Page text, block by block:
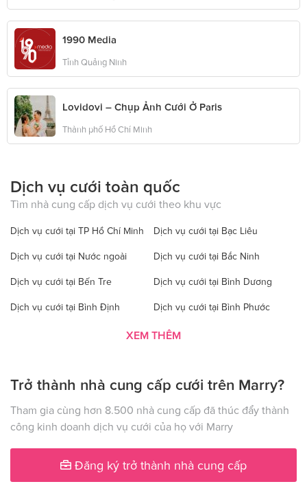
1990 Media
Tỉnh Quảng Ninh
Lovidovi – Chụp Ảnh Cưới Ở Paris
Thành phố Hồ Chí Minh
Dịch vụ cưới toàn quốc
Tìm nhà cung cấp dịch vụ cưới theo khu vực
Dịch vụ cưới tại TP Hồ Chí Minh Dịch vụ cưới tại Bạc Liêu
Dịch vụ cưới tại Nước ngoài Dịch vụ cưới tại Bắc Ninh
Dịch vụ cưới tại Bến Tre Dịch vụ cưới tại Bình Dương
Dịch vụ cưới tại Bình Định Dịch vụ cưới tại Bình Phước
Dịch vụ cưới tại Bình Thuận Dịch vụ cưới tại Cà Mau
Dịch vụ cưới tại Hà Nội Dịch vụ cưới tại Đăk Nông
Dịch vụ cưới tại Điện Biên Dịch vụ cưới tại Đồng Nai
Dịch vụ cưới tại Đồng Tháp Dịch vụ cưới tại Gia Lai
Dịch vụ cưới tại Hà Giang Dịch vụ cưới tại Hà Nam
XEM THÊM
Trở thành nhà cung cấp cưới trên Marry?
Tham gia cùng hơn 8.500 nhà cung cấp đã thúc đẩy thành
công kinh doanh dịch vụ cưới của họ với Marry
Đăng ký trở thành nhà cung cấp